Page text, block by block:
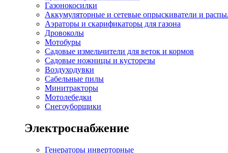
Газонокосилки
Аккумуляторные и сетевые опрыскиватели и
Аэраторы и скарификаторы для газона
Дровоколы
Мотобуры
Садовые измельчители для веток и кормов
Садовые ножницы и кусторезы
Воздуходувки
Сабельные пилы
Минитракторы
Мотолебедки
Снегоуборщики
Электроснабжение
Генераторы инверторные